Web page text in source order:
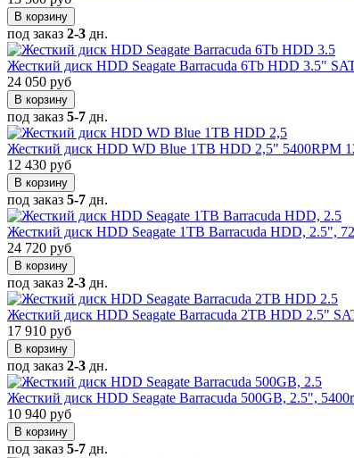
В корзину
под заказ 2-3 дн.
Жесткий диск HDD Seagate Barracuda 6Tb HDD 3.5"
24 050 руб
В корзину
под заказ 5-7 дн.
Жесткий диск HDD WD Blue 1TB HDD 2,5" 5400RPM
12 430 руб
В корзину
под заказ 5-7 дн.
Жесткий диск HDD Seagate 1TB Barracuda HDD, 2.5",
24 720 руб
В корзину
под заказ 2-3 дн.
Жесткий диск HDD Seagate Barracuda 2TB HDD 2.5"
17 910 руб
В корзину
под заказ 2-3 дн.
Жесткий диск HDD Seagate Barracuda 500GB, 2.5",
10 940 руб
В корзину
под заказ 5-7 дн.